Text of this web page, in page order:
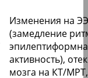
Изменения на
(замедление
активность), отек
мозга на КТ/МРТ,